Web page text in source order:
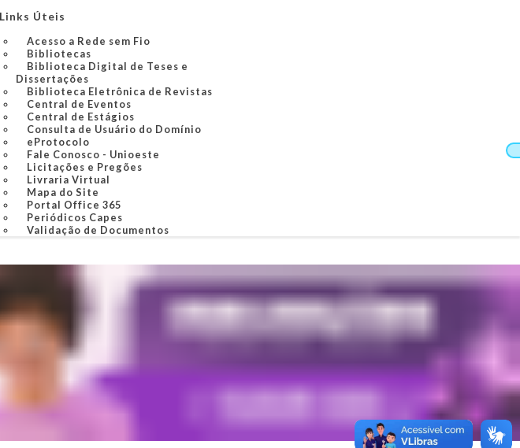
Links Úteis
Acesso a Rede sem Fio
Bibliotecas
Biblioteca Digital de Teses e
Dissertações
Biblioteca Eletrônica de Revistas
Central de Eventos
Central de Estágios
Consulta de Usuário do Domínio
eProtocolo
Fale Conosco - Unioeste
Licitações e Pregões
Livraria Virtual
Mapa do Site
Portal Office 365
Periódicos Capes
Validação de Documentos